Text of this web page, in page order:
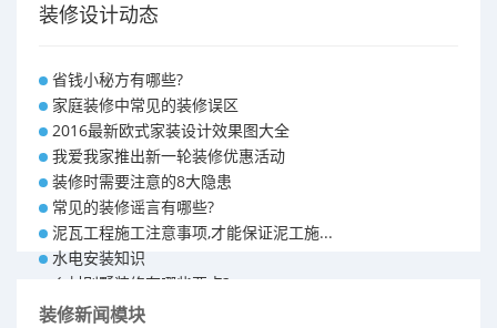
装修设计动态
省钱小秘方有哪些?
家庭装修中常见的装修误区
2016最新欧式家装设计效果图大全
我爱我家推出新一轮装修优惠活动
装修时需要注意的8大隐患
常见的装修谣言有哪些?
泥瓦工程施工注意事项,才能保证泥工施...
水电安装知识
乡村别墅装修有哪些要点?
别墅怎样装修之装修技巧
装修新闻模块